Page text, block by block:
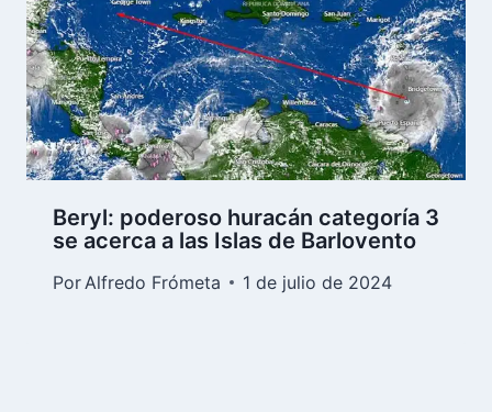
Beryl: poderoso huracán categoría 3
se acerca a las Islas de Barlovento
Por Alfredo Frómeta 1 de julio de 2024